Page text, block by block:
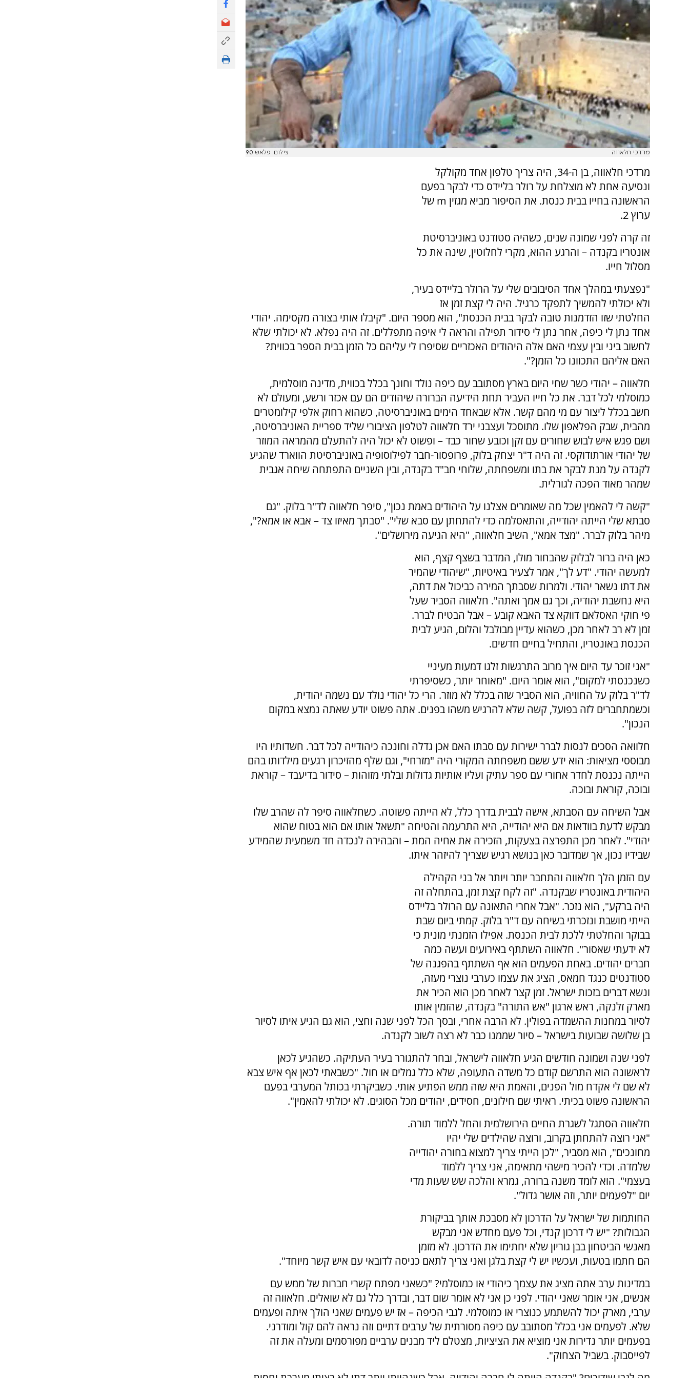
מרדכי חלאווה צילום: פלאש 90
מרדכי חלאווה, בן ה-34, היה צריך טלפון אחד מקולקל
ונסיעה אחת לא מוצלחת על רולר בליידס כדי לבקר בפעם
הראשונה בחייו בבית כנסת. את הסיפור מביא מגזין m של
ערוץ 2.
זה קרה לפני שמונה שנים, כשהיה סטודנט באוניברסיטת
אונטריו בקנדה – והרגע ההוא, מקרי לחלוטין, שינה את כל
מסלול חייו.
"נפצעתי במהלך אחד הסיבובים שלי על הרולר בליידס בעיר,
ולא יכולתי להמשיך לתפקד כרגיל. היה לי קצת זמן אז
החלטתי שזו הזדמנות טובה לבקר בבית הכנסת", הוא מספר היום. "קיבלו אותי בצורה מקסימה. יהודי
אחד נתן לי כיפה, אחר נתן לי סידור תפילה והראה לי איפה מתפללים. זה היה נפלא. לא יכולתי שלא
לחשוב ביני ובין עצמי האם אלה היהודים האכזריים שסיפרו לי עליהם כל הזמן בבית הספר בכווית?
האם אליהם התכוונו כל הזמן?".
חלאווה – יהודי כשר שחי היום בארץ מסתובב עם כיפה נולד וחונך בכלל בכווית, מדינה מוסלמית,
כמוסלמי לכל דבר. את כל חייו העביר תחת הידיעה הברורה שיהודים הם עם אכזר ורשע, ומעולם לא
חשב בכלל ליצור עם מי מהם קשר. אלא שבאחד הימים באוניברסיטה, כשהוא רחוק אלפי קילומטרים
מהבית, שבק הפלאפון שלו. מתוסכל ועצבני ירד חלאווה לטלפון הציבורי שליד ספריית האוניברסיטה,
ושם פגש איש לבוש שחורים עם זקן וכובע שחור כבד – ופשוט לא יכול היה להתעלם מהמראה המוזר
של יהודי אורתודוקסי. זה היה ד"ר יצחק בלוק, פרופסור-חבר לפילוסופיה באוניברסיטת הווארד שהגיע
לקנדה על מנת לבקר את בתו ומשפחתה, שלוחי חב"ד בקנדה, ובין השניים התפתחה שיחה אגבית
שמהר מאוד הפכה לגורלית.
"קשה לי להאמין שכל מה שאומרים אצלנו על היהודים באמת נכון", סיפר חלאווה לד"ר בלוק. "גם
סבתא שלי הייתה יהודייה, והתאסלמה כדי להתחתן עם סבא שלי". "סבתך מאיזו צד – אבא או אמא?",
מיהר בלוק לברר. "מצד אמא", השיב חלאווה, "היא הגיעה מירושלים".
כאן היה ברור לבלוק שהבחור מולו, המדבר בשצף קצף, הוא
למעשה יהודי. "דע לך", אמר לצעיר באיטיות, "שיהודי שהמיר
את דתו נשאר יהודי. ולמרות שסבתך המירה כביכול את דתה,
היא נחשבת יהודיה, וכך גם אמך ואתה". חלאווה הסביר שעל
פי חוקי האסלאם דווקא צד האבא קובע – אבל הבטיח לברר.
זמן לא רב לאחר מכן, כשהוא עדיין מבולבל והלום, הגיע לבית
הכנסת באונטריו, והתחיל בחיים חדשים.
"אני זוכר עד היום איך מרוב התרגשות זלגו דמעות מעיניי
כשנכנסתי למקום", הוא אומר היום. "מאוחר יותר, כשסיפרתי
לד"ר בלוק על החוויה, הוא הסביר שזה בכלל לא מוזר. הרי כל יהודי נולד עם נשמה יהודית,
וכשמתחברים לזה בפועל, קשה שלא להרגיש משהו בפנים. אתה פשוט יודע שאתה נמצא במקום
הנכון".
חלוואה הסכים לנסות לברר ישירות עם סבתו האם אכן גדלה וחונכה כיהודייה לכל דבר. חשדותיו היו
מבוססי מציאות: הוא ידע ששם משפחתה המקורי היה "מזרחי", וגם שלף מהזיכרון רגעים מילדותו בהם
הייתה נכנסת לחדר אחורי עם ספר עתיק ועליו אותיות גדולות ובלתי מזוהות – סידור בדיעבד – קוראת
ובוכה, קוראת ובוכה.
אבל השיחה עם הסבתא, אישה לבבית בדרך כלל, לא הייתה פשוטה. כשחלאווה סיפר לה שהרב שלו
מבקש לדעת בוודאות אם היא יהודייה, היא התרעמה והטיחה "תשאל אותו אם הוא בטוח שהוא
יהודי". לאחר מכן התפרצה בצעקות, הזכירה את אחיה המת – והבהירה לנכדה חד משמעית שהמידע
שבידיו נכון, אך שמדובר כאן בנושא רגיש שצריך להיזהר איתו.
עם הזמן הלך חלאווה והתחבר יותר ויותר אל בני הקהילה
היהודית באונטריו שבקנדה. "זה לקח קצת זמן, בהתחלה זה
היה ברקע", הוא נזכר. "אבל אחרי התאונה עם הרולר בליידס
הייתי מושבת ונזכרתי בשיחה עם ד"ר בלוק. קמתי ביום שבת
בבוקר והחלטתי ללכת לבית הכנסת. אפילו הזמנתי מונית כי
לא ידעתי שאסור". חלאווה השתתף באירועים ועשה כמה
חברים יהודים. באחת הפעמים הוא אף השתתף בהפגנה של
סטודנטים כנגד חמאס, הציג את עצמו כערבי נוצרי מעזה,
ונשא דברים בזכות ישראל. זמן קצר לאחר מכן הוא הכיר את
מארק זלנקה, ראש ארגון "אש התורה" בקנדה, שהזמין אותו
לסיור במחנות ההשמדה בפולין. לא הרבה אחרי, ובסך הכל לפני שנה וחצי, הוא גם הגיע איתו לסיור
בן שלושה שבועות בישראל – סיור שממנו כבר לא רצה לשוב לקנדה.
לפני שנה ושמונה חודשים הגיע חלאווה לישראל, ובחר להתגורר בעיר העתיקה. כשהגיע לכאן
לראשונה הוא התרשם קודם כל משדה התעופה, שלא כלל גמלים או חול. "כשבאתי לכאן אף איש צבא
לא שם לי אקדח מול הפנים, והאמת היא שזה ממש הפתיע אותי. כשביקרתי בכותל המערבי בפעם
הראשונה פשוט בכיתי. ראיתי שם חילונים, חסידים, יהודים מכל הסוגים. לא יכולתי להאמין".
חלאווה הסתגל לשגרת החיים הירושלמית והחל ללמוד תורה.
"אני רוצה להתחתן בקרוב, ורוצה שהילדים שלי יהיו
מחונכים", הוא מסביר, "לכן הייתי צריך למצוא בחורה יהודייה
שלמדה. וכדי להכיר מישהי מתאימה, אני צריך ללמוד
בעצמי". הוא לומד משנה ברורה, גמרא והלכה שש שעות מדי
יום "לפעמים יותר, וזה אושר גדול".
החותמות של ישראל על הדרכון לא מסבכת אותך בביקורת
הגבולות? "יש לי דרכון קנדי, וכל פעם מחדש אני מבקש
מאנשי הביטחון בבן גוריון שלא יחתימו את הדרכון. לא מזמן
הם חתמו בטעות, ועכשיו יש לי קצת בלגן ואני צריך לתאם כניסה לדובאי עם איש קשר מיוחד".
במדינות ערב אתה מציג את עצמך כיהודי או כמוסלמי? "כשאני מפתח קשרי חברות של ממש עם
אנשים, אני אומר שאני יהודי. לפני כן אני לא אומר שום דבר, ובדרך כלל גם לא שואלים. חלאווה זה
ערבי, מארק יכול להשתמע כנוצרי או כמוסלמי. לגבי הכיפה – אז יש פעמים שאני הולך איתה ופעמים
שלא. לפעמים אני בכלל מסתובב עם כיפה מסורתית של ערבים דתיים וזה נראה להם קול ומודרני.
בפעמים יותר נדירות אני מוציא את הציציות, מצטלם ליד מבנים ערביים מפורסמים ומעלה את זה
לפייסבוק. בשביל הצחוק".